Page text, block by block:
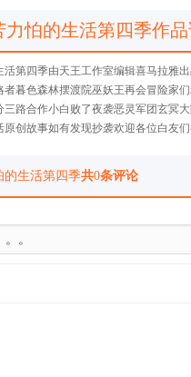
力怕的生活第四季作
活第四季由天王工作室编辑喜马拉雅
者暮色森林摆渡院巫妖王再会冒险家
三路合作小白败了夜袭恶灵军团玄冥
原创故事如有发现抄袭欢迎各位白友
的生活第四季共0条评论